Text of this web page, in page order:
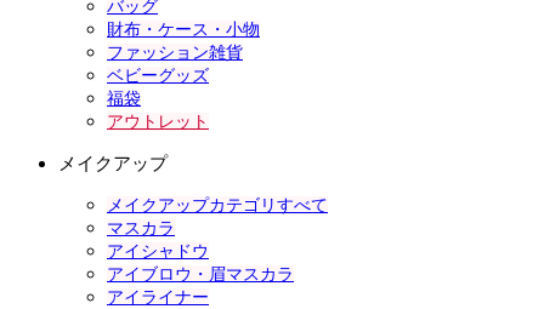
バッグ
財布・ケース・小物
ファッション雑貨
ベビーグッズ
福袋
アウトレット
メイクアップ
メイクアップカテゴリすべて
マスカラ
アイシャドウ
アイブロウ・眉マスカラ
アイライナー